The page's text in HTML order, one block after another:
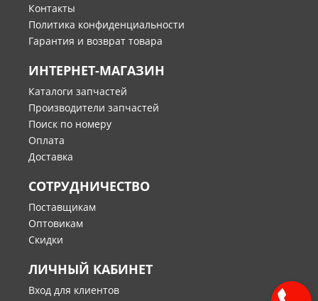
Контакты
Политика конфиденциальности
Гарантия и возврат товара
ИНТЕРНЕТ-МАГАЗИН
Каталоги запчастей
Производители запчастей
Поиск по номеру
Оплата
Доставка
СОТРУДНИЧЕСТВО
Поставщикам
Оптовикам
Скидки
ЛИЧНЫЙ КАБИНЕТ
Вход для клиентов